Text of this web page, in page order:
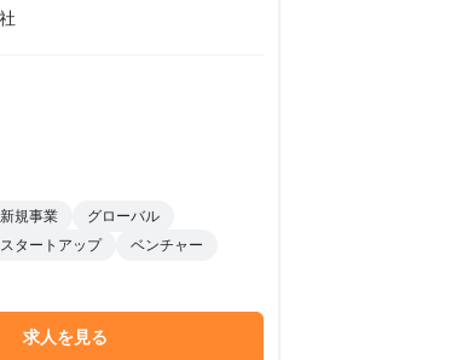
新規事業
グローバル
スタートアップ
ベンチャー
求人を見る